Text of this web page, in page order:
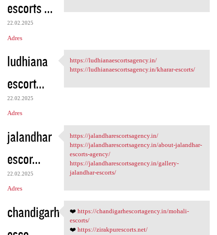
escorts ...
22.02.2025
Adres
ludhiana
escort...
22.02.2025
Adres
https://ludhianaescortsagency
https://ludhianaescortsagency.in/
https://ludhianaescortsagency.in/kharar-escorts/
jalandhar
escor...
22.02.2025
Adres
https:/
https://jalandharescortsagency.in/
https://jalandharescortsagency.in/about-jalandhar-
escorts-agency/
https://jalandharescortsagency.in/gallery-
jalandhar-escorts/
chandigarh ❤️ https:/
❤️ https://chandigarhescortagency.in/mohali-
escorts/
❤️ https://zirakpurescorts.net/